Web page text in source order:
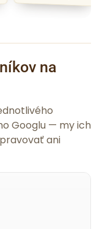
na
Googlu — my ich
ani